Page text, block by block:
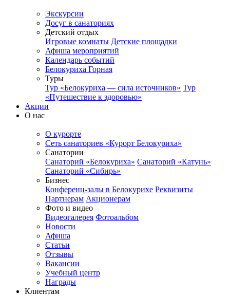
Экскурсии
Досуг в санаториях
Детский отдых
Игровые комнаты Детские площадки
Афиша мероприятий
Календарь событий
Белокуриха Горная
Туры
Тур «Белокуриха — сила источников» Тур
«Путешествие к здоровью»
Акции
О нас
О курорте
Сеть санаториев «Курорт Белокуриха»
Санатории
Санаторий «Белокуриха» Санаторий «Катунь»
Санаторий «Сибирь»
Бизнес
Конференц-залы в Белокурихе Реквизиты
Партнерам Акционерам
Фото и видео
Видеогалерея Фотоальбом
Новости
Афиша
Статьи
Отзывы
Вакансии
Учебный центр
Награды
Клиентам